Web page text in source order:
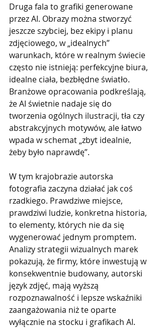
Druga fala to grafiki generowane
przez AI. Obrazy można stworzyć
jeszcze szybciej, bez ekipy i planu
zdjęciowego, w „idealnych”
warunkach, które w realnym świecie
często nie istnieją: perfekcyjne biura,
idealne ciała, bezbłędne światło.
Branżowe opracowania podkreślają,
że AI świetnie nadaje się do
tworzenia ogólnych ilustracji, tła czy
abstrakcyjnych motywów, ale łatwo
wpada w schemat „zbyt idealnie,
żeby było naprawdę”.
W tym krajobrazie autorska
fotografia zaczyna działać jak coś
rzadkiego. Prawdziwe miejsce,
prawdziwi ludzie, konkretna historia,
to elementy, których nie da się
wygenerować jednym promptem.
Analizy strategii wizualnych marek
pokazują, że firmy, które inwestują w
konsekwentnie budowany, autorski
język zdjęć, mają wyższą
rozpoznawalność i lepsze wskaźniki
zaangażowania niż te oparte
wyłącznie na stocku i grafikach AI.